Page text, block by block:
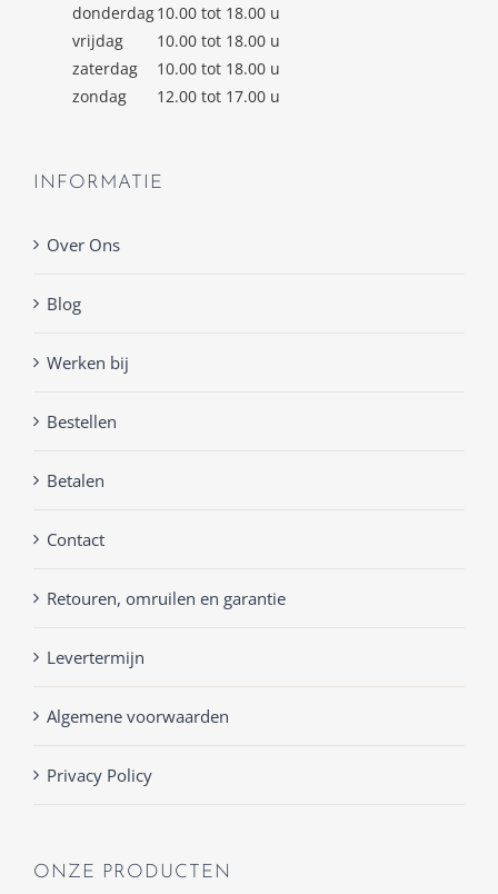
donderdag10.00 tot 18.00 u
vrijdag
10.00 tot 18.00 u
zaterdag
10.00 tot 18.00 u
zondag
12.00 tot 17.00 u
INFORMATIE
Over Ons
Blog
Werken bij
Bestellen
Betalen
Contact
Retouren, omruilen en garantie
Levertermijn
Algemene voorwaarden
Privacy Policy
ONZE PRODUCTEN